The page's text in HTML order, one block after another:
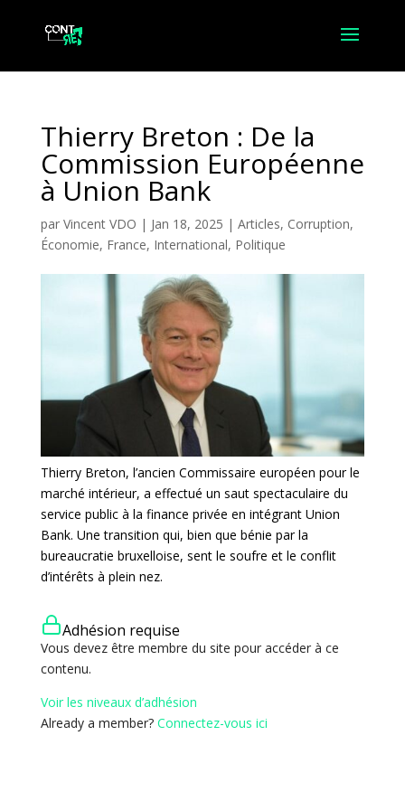
Thierry Breton : De la
Commission Européenne
à Union Bank
par Vincent VDO | Jan 18, 2025 | Articles, Corruption,
Économie, France, International, Politique
Thierry Breton, l’ancien Commissaire européen pour le
marché intérieur, a effectué un saut spectaculaire du
service public à la finance privée en intégrant Union
Bank. Une transition qui, bien que bénie par la
bureaucratie bruxelloise, sent le soufre et le conflit
d’intérêts à plein nez.
Adhésion requise
Vous devez être membre du site pour accéder à ce
contenu.
Voir les niveaux d’adhésion
Already a member? Connectez-vous ici